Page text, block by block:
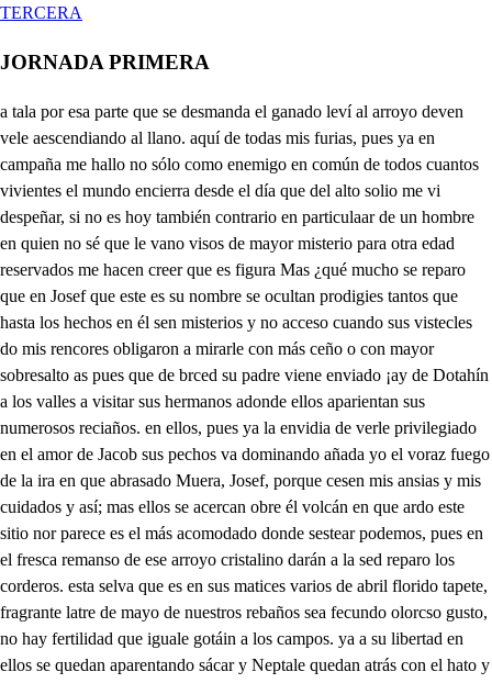
TERCERA
JORNADA PRIMERA
a tala por esa parte que se desmanda el ganado leví al arroyo deven vele aescendiando al llano. aquí de todas mis furias, pues ya en campaña me hallo no sólo como enemigo en común de todos cuantos vivientes el mundo encierra desde el día que del alto solio me vi despeñar, si no es hoy también contrario en particulaar de un hombre en quien no sé que le vano visos de mayor misterio para otra edad reservados me hacen creer que es figura Mas ¿qué mucho se reparo que en Josef que este es su nombre se ocultan prodigies tantos que hasta los hechos en él sen misterios y no acceso cuando sus vistecles do mis rencores obligaron a mirarle con más ceño o con mayor sobresalto as pues que de brced su padre viene enviado ¡ay de Dotahín a los valles a visitar sus hermanos adonde ellos aparientan sus numerosos reciaños. en ellos, pues ya la envidia de verle privilegiado en el amor de Jacob sus pechos va dominando añada yo el voraz fuego de la ira en que abrasado Muera, Josef, porque cesen mis ansias y mis cuidados y así; mas ellos se acercan obre él volcán en que ardo este sitio nor parece es el más acomodado donde sestear podemos, pues en el fresca remanso de ese arroyo cristalino darán a la sed reparo los corderos. esta selva que es en sus matices varios de abril florido tapete, fragrante latre de mayo de nuestros rebaños sea fecundo olorcso gusto, no hay fertilidad que iguale gotáin a los campos. ya a su libertad en ellos se quedan aparentando sácar y Neptale quedan atrás con el hato y aser, yat y manases van adelante cuidando de las desmandladas reses quepoco de estos trabajos ni Benlamín, ni Josef goran siempre reservados con nuestro padre Jacob. qué presto que va mostrando la envidia su cruel veneno. suelo. no es mucho de dore hermanos que para su alivio quiera mas siendo tan anciano tener alguno consigo. de Benjamín no me espanto que es niño, y como el postrero quizá de él el más amado pero Josefí, ya podía pues es hombre acompañarnos cómo ha dado en ser profeta yandarnos siempre contando los sueños que hace misterios quiere ser más estimado raro desvanecimiento. ¡Ay de mí, que esos arcanos misteriosos son mi pena. lo peor es el malquistarnos con nuestro padre a quen cuenta todo lo que ejecutamos. Hay mal que apartarle de él que os causa embarazó. dándole muerte. Ah cruel corazón humano? mira aun sin persuasión mía, cómo te vas despeñando de la envidia al homicidio Allí viene nuestro hermano doseg ¿Quién el señador? Pues nos está convidando la ocasión lo que he propuesto dera será bien que hagamos. mirad. no con tus piedades empieces rubén. me dad todos, pues por veros. a las cabzó mi cuidado. a pesar de la distancia del camino. Qué milagro Josef, tú a vernos? sabe que a no ser mandato de mi padre el que le cesista no digo en acompañaros sino en serviros mi afecto fuera el primero. Yo extraño que servirnos quiera quien se suena tan soberano qué diré que adoración le habemos de dar postrados Esto es lo que a mí me toca. si el cielo en sus juicios altos Eso decreta, estará de su parte el ordenarlo, Yo soñé que vuestros haces los rubios cuellos dobiando daban reverencia, al mío, y que a mis plantas porrado Ese pasmo el sol, luna y onre estrellas. de que tu humildad se ensabie me adoraban Es mi pena Con que es claro que tus padres y nosotros hemos de hacer otro tanto. Esa razón a causadojos. Ya os he respondido a eso que yo tu ruina Fabrique que al cielo estantes erciados estos misteriosos suceños quieres ver losecuán vanos gratara la son y cómo te han mentido sus alhazuenos presalios. pues tu muerte que entre todos estábamos ordenando ha de frustrar tus ideas Que pues logramos tenerte en nuetro poder has de morir a las manos de nuestra envidia que tú contra ti mismo aslabrado. Simeón leví. Ludas cabulón te cansas? manases gat a ser y sacar, hermanos en que os ofende mi vida. Y en que yo su ira envidiesa todo en querer te obedezcamos. contra ti estoy fementando si la voluntad os sirve auncuando llegue ese cayo bien podrán ser dichas vuestras los triunfos de mis aplavsos. ¿A qué aguardáis? muera! dolor tirano, Mirad la pena de nuestro padre. cuando sepa rigor tanto. Dirémosle que una fiera te ha dado muerte en el campo y diréis bien que la envidia es el bruto más airado. Nada os detenga. que no solo es inhhmano furor quitarle la vida sino el ver que ensangrentamos. en el viles fratriudas tanto rencor obstinado si él ha de morir de poco sirve luben tu reparo. Pues tened y entre que muera y no muera a nuestras manos Demos un medio. Inspírele aquí mí y cual es esa sima que mirando Tod dinos que es? estáis o antigua listerna puede en su lóbrego espario. ser sepulcró de su vida Dices bien, su obscuro caos le reriba veré si después sacallo puedo, sin que ello lo creen tal crueldad cieles lagrados permitís. Veamos si ahora sueñas más nuestros agravios Valedme Dios de Israel, Qué compasión. Ea vamos. que la debajo de tierra se ocultan nuestros cecilados Como pecaendo en la prenca se duplica el sobres alto. ten lisinio los camellos de la que lleguen, Tebandro, al cerroyo q l pinpoy en camitendo según del trale notamos oque le delé con vida mercaderes y sinaelitás que como es de Egipto el paso este valle, allá caminan Sabéis qué es lo que he pensado que si dar muerte a los esto ocelenma cena de lana no os atrevéis y el deCarlo vivo, aunque en un poco sea puede tener riesgo tanto como que algún pasalero pueda escucharle y librarlos, a estos mercaderes ya que a Egipto van le vendamos. Pues qué sabéis que comerrían ellos también en esclavos. Dices bien, consiga yo el que él viva que el trabalo de la esclavitud el tiempo le remedia. Qué esperamos? volvedle a sácar.¡ vuelve a ver del sol los rayos. si vuestra ira de mi pena se ha compadecido acaso y me queréis dar la vida agradézcanlo mis brazos, y si es para darme muerte porquedar asegurados mayores gracias os doy, pues a igual dolor repuro tan piadoso al que le quita como al que acorta sus plazos. Pues ni a darte libertad ni muerte te hemos sacado Pues a que Ven con nosotros. y lo verás. scielo santo mi inociencia miráis, ella me asegura vuestro amparo. Bien creerá que esto viere quees piedad en mi haberdado lugar a que joseplí vicia, pues no lo es fí que dejando aparte el ser permición divina a que yo no alcanzo ni ser capar de clemencia Aquesto es solo ir guiando a Joseppor al precipiiio ueen su persecución labro. Si ahora muriese sería. para su humildad el lauro como lo fue para Abel. que en aqueste mismo caso murió a manos de la envidia. Y así en el escarmentado Viva Joseplí, pero viva a fatigas y trabalos suleto, por si así logro que en las mudanzas de estados mude su virtud semblante, Dígalo el ver que ha llegada a Menfis corte de Cespo en que versera esclaba es de putifar que su prudencia todo el cargo le ha dejado de su harienda mientras el va gobernando las armas de farcón, pero en este mismo aplauso áspid cauteloso tengo su riesgo disimulado. el santo Pues mírela bella esposa de putifar al agrado. de stes cariños procura vencerlo para aquí guardo del triunfo de mis ardides además de que te mando de Asenet la hermosa forma que hoy a Menfis ha llegado de Eliópolís, veré. si su entereza contrasto. lidiando centra su pecho Dos tan hermosos contrarios oy que ay sis sagrada Egipto celepra, pues tu velar nuemen su deidad venera Venid y en su culto den festivas muestras en el himno en el ara y la hoguera Suave el aiento. fragante el aroma, y recsta la ofrenda. Viva el gran faraón Petífar viva. mas suspended el himno que festivo militar salva el eco íntima ufano Esto es si pedirte tu real mano. como el que en feliz gloria hoy a tus plantas pone una victoria putifar a mi pecho de tu valor heroico satisfecho si así los premios adelantas haré al orbe trofeo de tus plantas ¿Cómo vienes? Señor, como el que osado dela tu heroico nombre eternizado en el templo inmortal de heroica fama pues Etiopía su señor te aclama. hemos vencido y hemos destrozado y delamos el mundo alborctado la divina Aseneta que espera Tumage licencia, aguarda afuera Pues en qué se detiene si a su obrequió mi afecto he precciento y así a tiene t hermosa de Eliopolia sol de mensi lera pues está de la fertil rimavera ascua fragante y de la árcil esfera florido ardor aquel embror layos lures encienden o florecen mayos. ay que de mí te al corte habbéis llegado. en lia can feliz e senalado como el que a nuestra ciera festiva allama, aplaude religiosa sea el afecto el que en estrechos lazos su estimarión explique con mis brazos. heroico faraón a que la fama el monarca mayor del orbe aclama Yo que sacerdotisa del sagrado delfico luminar que es adorado en la ciudad a quen el nombre imita Pues eliopólis es adonde habita tu ministro también mi padre antiano hoy a asistir al culto soberano de Isis sacra he venido yabiendo los favores merecido con que me enráis propicio no por mí se detenga el sacrificio cuando a ofrecer en sus altares tengo los dignos holo caustos que prevengo Antes el triunfo espero que me cuente sevor Yo os le diré herentamento. sabiendo que el ley de Etiopía en la ciudad a quen su nombre pues el Jópolis es adonde habita su ministro también, mi padre anciano y aasistir al culto soberano. de Isiz seera he venido. y habiendo favores mererido con que me honras propicio No por mí se detenga el sacrificio cuando a ofrecer en sus altares tengo los dignos nolo caustos que prevengo. Deyes muy bien entremos Fargón pica. viva el gran putifan Mas qué festivas militar salva el aco íntima ufano. Esto es, señor pedirte tú real mano. como el que en feliz guecoria hoy a tus plantas pone una victoria. putifar a mi pecho, de tu valor heroico satisfeco llegas Si así los premios adelantas haré alsorbe trofeo de tus plantas. losay del que su fortuna Así lq cepueso s que hebreo tan galán lagu inofeto Ya el triunfo espero que tuoeuene Pues oyele, señor, i famente sabiendo que el ley de cosopia. oceenma ciena de lan invadia tus fronteras con tus valientes escuadras a buscarle salí en ellas él con la misma noticia y el mismo intento me